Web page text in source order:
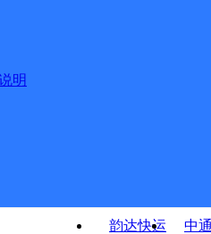
明
韵达快运
中
议